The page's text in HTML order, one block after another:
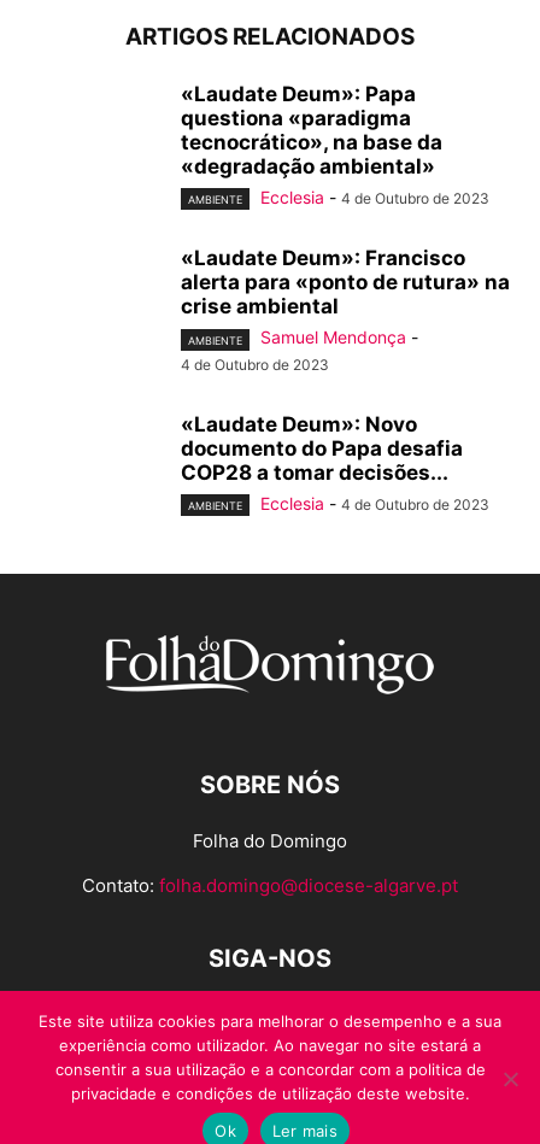
ARTIGOS RELACIONADOS
«Laudate Deum»: Papa
questiona «paradigma
tecnocrático», na base da
«degradação ambiental»
AMBIENTE Ecclesia - 4 de Outubro de 2023
«Laudate Deum»: Francisco
alerta para «ponto de rutura» na
crise ambiental
AMBIENTE Samuel Mendonça -
4 de Outubro de 2023
«Laudate Deum»: Novo
documento do Papa desafia
COP28 a tomar decisões...
AMBIENTE Ecclesia - 4 de Outubro de 2023
SOBRE NÓS
Folha do Domingo
Contato: folha.domingo@diocese-algarve.pt
SIGA-NOS
© Folha do Domingo 2026, todos os direitos reservados.
Este site utiliza cookies para melhorar o desempenho e a sua
experiência como utilizador. Ao navegar no site estará a
consentir a sua utilização e a concordar com a politica de
privacidade e condições de utilização deste website.
Ok
Ler mais